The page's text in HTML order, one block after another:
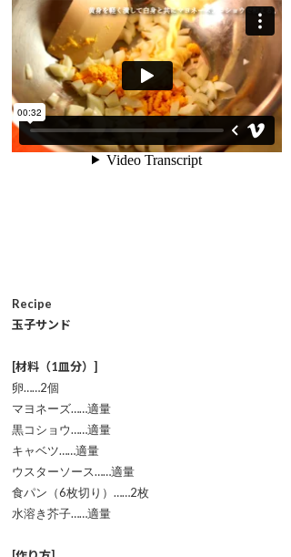
Recipe
玉子サンド
[材料（1皿分）]
卵……2個
マヨネーズ……適量
黒コショウ……適量
キャベツ……適量
ウスターソース……適量
食パン（6枚切り）……2枚
水溶き芥子……適量